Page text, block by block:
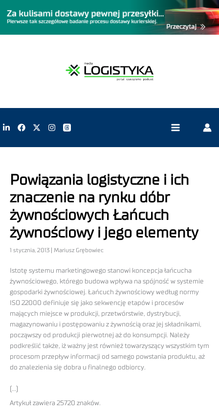
Powiązania logistyczne i ich
znaczenie na rynku dóbr
żywnościowych Łańcuch
żywnościowy i jego elementy
1 stycznia, 2013 | Mariusz Grębowiec
Istotę systemu marketingowego stanowi koncepcja łańcucha
żywnościowego, którego budowa wpływa na spójność w systemie
gospodarki żywnościowej. Łańcuch żywnościowy według normy
ISO 22000 definiuje się jako sekwencję etapów i procesów
mających miejsce w produkcji, przetwórstwie, dystrybucji,
magazynowaniu i postępowaniu z żywnością oraz jej składnikami,
począwszy od produkcji pierwotnej aż do konsumpcji. Należy
podkreślić także, iż ważny jest również towarzyszący wszystkim tym
procesom przepływ informacji od samego powstania produktu, aż
do znalezienia się dobra u finalnego odbiorcy.
(…)
Artykuł zawiera 25720 znaków.